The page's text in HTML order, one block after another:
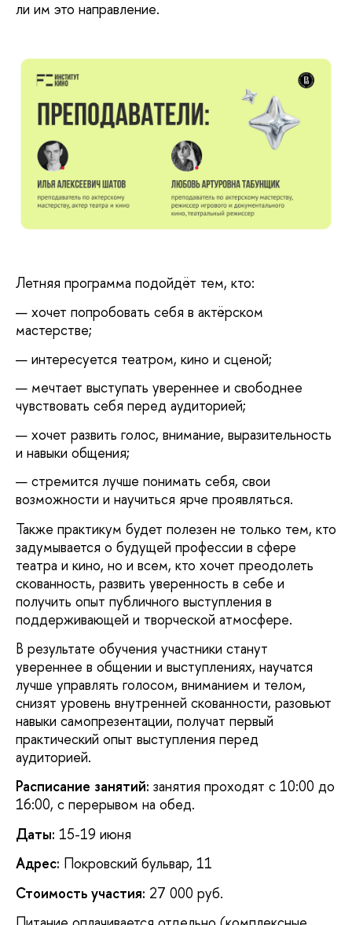
ли им это направление.
Летняя программа подойдёт тем, кто:
хочет попробовать себя в актёрском
мастерстве;
интересуется театром, кино и сценой;
мечтает выступать увереннее и свободнее
чувствовать себя перед аудиторией;
хочет развить голос, внимание, выразительность
и навыки общения;
стремится лучше понимать себя, свои
возможности и научиться ярче проявляться.
Также практикум будет полезен не только тем, кто
задумывается о будущей профессии в сфере
театра и кино, но и всем, кто хочет преодолеть
скованность, развить уверенность в себе и
получить опыт публичного выступления в
поддерживающей и творческой атмосфере.
В результате обучения участники станут
увереннее в общении и выступлениях, научатся
лучше управлять голосом, вниманием и телом,
снизят уровень внутренней скованности, разовьют
навыки самопрезентации, получат первый
практический опыт выступления перед
аудиторией.
Расписание занятий: занятия проходят с 10:00 до
16:00, с перерывом на обед.
Даты: 15-19 июня
Адрес: Покровский бульвар, 11
Стоимость участия: 27 000 руб.